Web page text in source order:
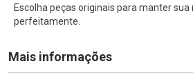
Escolha peças originais para manter
perfeitamente.
Mais informações